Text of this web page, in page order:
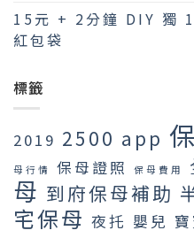
15元 + 2分鐘 DIY 獨
紅包袋
標籤
2019 2500 app
母行情 保母證照 保母費用
母 到府保母補助
宅保母 夜托 嬰兒